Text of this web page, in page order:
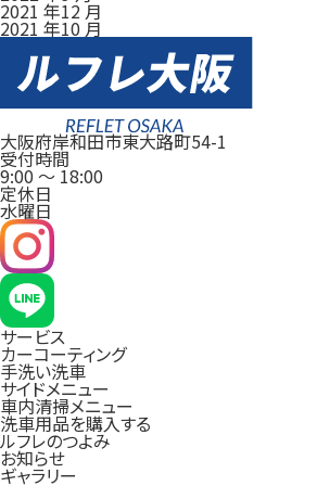
2021 年12 月
2021 年10 月
大阪府岸和田市東大路町54-1
受付時間
9:00 ～18:00
定休日
水曜日
サービス
カーコーティング
手洗い洗車
サイドメニュー
車内清掃メニュー
洗車用品を購入する
ルフレのつよみ
お知らせ
ギャラリー